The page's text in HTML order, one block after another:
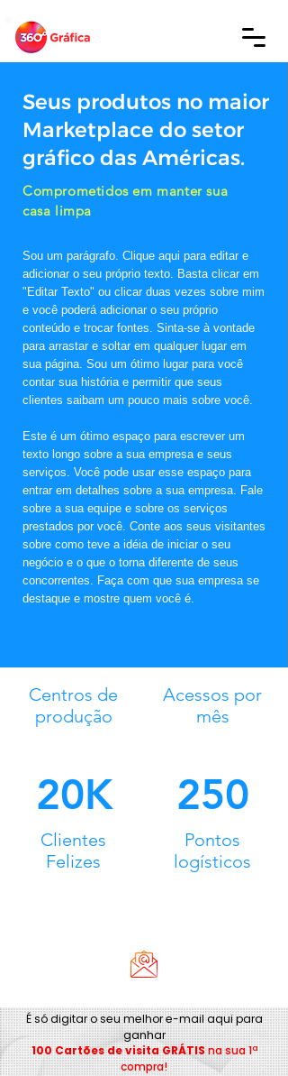
Centros de
produção
Acessos por
mês
20K
Clientes
Felizes
250
Pontos
logísticos
Seus produtos no maior
Marketplace do setor
gráfico das Américas.
Comprometidos em manter sua
casa limpa
Sou um parágrafo. Clique aqui para editar e
adicionar o seu próprio texto. Basta clicar em
"Editar Texto" ou clicar duas vezes sobre mim
e você poderá adicionar o seu próprio
conteúdo e trocar fontes. Sinta-se à vontade
para arrastar e soltar em qualquer lugar em
sua página. Sou um ótimo lugar para você
contar sua história e permitir que seus
clientes saibam um pouco mais sobre você.
Este é um ótimo espaço para escrever um
texto longo sobre a sua empresa e seus
serviços. Você pode usar esse espaço para
entrar em detalhes sobre a sua empresa. Fale
sobre a sua equipe e sobre os serviços
prestados por você. Conte aos seus visitantes
sobre como teve a idéia de iniciar o seu
negócio e o que o torna diferente de seus
concorrentes. Faça com que sua empresa se
destaque e mostre quem você é.
É só digitar o seu melhor e-mail aqui para
ganhar
100 Cartões de visita GRÁTISna sua 1ª
compra!